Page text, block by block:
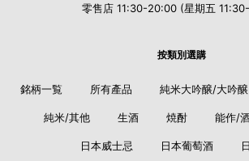
零售店 11:30-20:00 (星期五
按類別選購
銘柄一覧 所有產品 純米大吟醸/大吟醸
純米/其他 生酒 焼酎 能作/
日本威士忌 日本葡萄酒